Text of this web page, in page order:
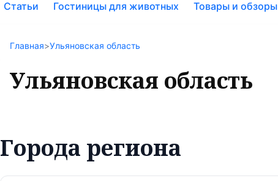
Статьи Гостиницы для животных Товары и обзоры
Главная>Ульяновская область
Ульяновская область
Города региона